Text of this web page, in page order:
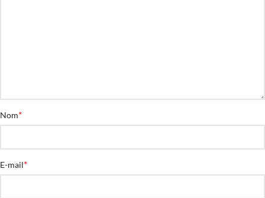
Nom*
E-mail*